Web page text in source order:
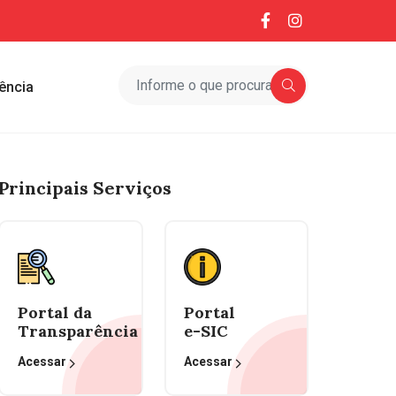
Serviços
Portal da
Transparência
Acessar
Portal
e-SIC
Acessar